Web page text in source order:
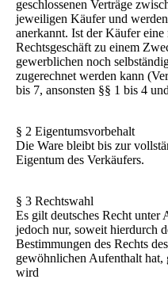
geschlossenen Verträge
jeweiligen Käufer und
anerkannt. Ist der Käufer
Rechtsgeschäft zu einem
gewerblichen noch
zugerechnet werden kann
bis 7, ansonsten §§ 1 bis 4
§ 2 Eigentumsvorbehalt
Die Ware bleibt bis zur
Eigentum des Verkäufers.
§ 3 Rechtswahl
Es gilt deutsches Recht unter
jedoch nur, soweit hierdurch
Bestimmungen des Rechts
gewöhnlichen Aufenthalt hat,
wird